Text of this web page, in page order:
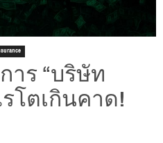
าร “บริษัท
โตเกินคาด!